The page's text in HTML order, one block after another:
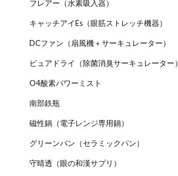
フレアー（水素吸入器）
キャッチアイEs（眼筋ストレッチ機器）
DCファン（扇風機＋サーキュレーター）
ピュアドライ（除菌消臭サーキュレーター）
O4酸素パワーミスト
南部鉄瓶
磁性鍋（電子レンジ専用鍋）
グリーンパン（セラミックパン）
守晴透（眼の和漢サプリ）